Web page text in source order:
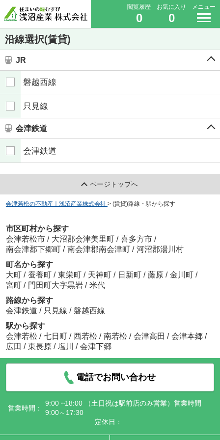
閲覧履歴
0
お気に入り
0
メニュー
沿線選択(賃貸)
JR
磐越西線
只見線
会津鉄道
会津鉄道
ページトップへ
会津若松の不動産｜浅沼産業株式会社 > (賃貸)路線・駅から探す
市区町村から探す
会津若松市 / 大沼郡会津美里町 / 喜多方市 /
南会津郡下郷町 / 南会津郡南会津町 / 河沼郡湯川村
町名から探す
大町 / 蚕養町 / 東栄町 / 天神町 / 日新町 / 藤原 / 金川町 /
宮町 / 門田町大字黒岩 / 米代
路線から探す
会津鉄道 / 只見線 / 磐越西線
駅から探す
会津若松 / 七日町 / 西若松 / 南若松 / 会津高田 / 会津本郷 /
広田 / 東長原 / 塩川 / 会津下郷
電話でお問い合わせ
営業時間：
9:00 ~18:00 （土日祝は駅前店のみ営業）営業時間
9:00～17:30
定休日：